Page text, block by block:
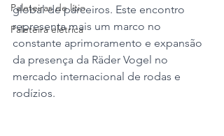
Paleteiras de lítio
Paleteira elétrica
global de parceiros. Este encontro
representa mais um marco no
constante aprimoramento e expansão
da presença da Räder Vogel no
mercado internacional de rodas e
rodízios.